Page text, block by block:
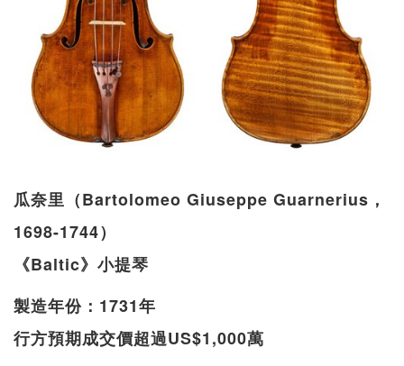
瓜奈里（Bartolomeo Giuseppe Guarnerius，
1698-1744）
《Baltic》小提琴
製造年份：1731年
行方預期成交價超過US$1,000萬